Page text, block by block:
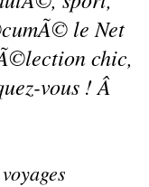
le Net
chic,
vous ! Â